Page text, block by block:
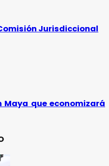
Jurisdiccional
que economizará